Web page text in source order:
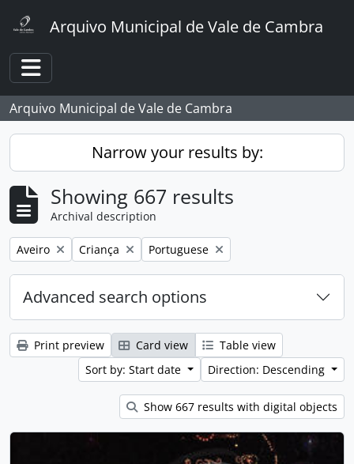
Arquivo Municipal de Vale de Cambra
Toggle navigation
Arquivo Municipal de Vale de Cambra
Narrow your results by:
Showing 667 results
Archival description
Remove filter:
Aveiro Remove filter:
Criança Remove filter:
Portuguese
Advanced search options
Print preview Card view
Table view
Sort by: Start date
Direction: Descending
Show 667 results with digital objects